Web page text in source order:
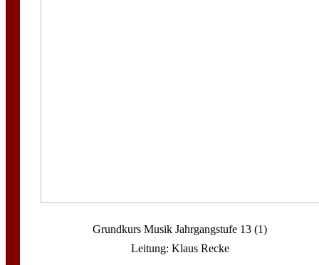
Grundkurs Musik Jahrgangstufe 13 (1)
Leitung: Klaus Recke